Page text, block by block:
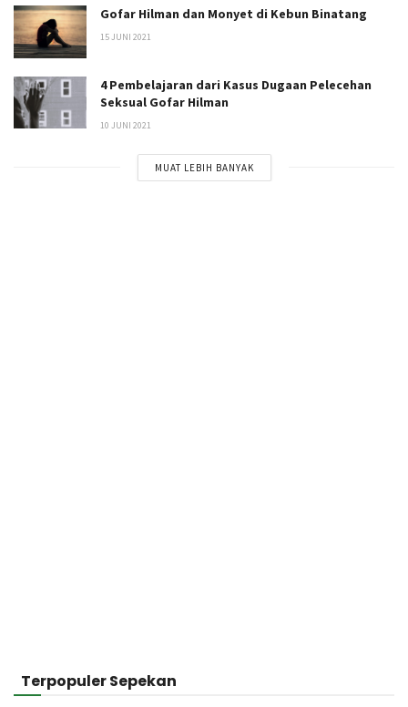
Gofar Hilman dan Monyet di Kebun Binatang
15 JUNI 2021
4 Pembelajaran dari Kasus Dugaan Pelecehan
Seksual Gofar Hilman
10 JUNI 2021
MUAT LEBIH BANYAK
Terpopuler Sepekan